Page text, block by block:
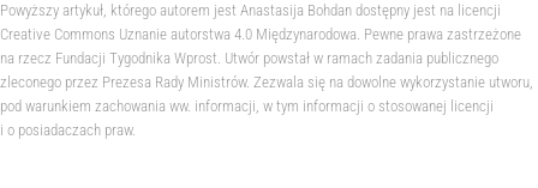
Powyższy artykuł, którego autorem jest Anastasija Bohdan dostępny jest na licencji
Creative Commons Uznanie autorstwa 4.0 Międzynarodowa. Pewne prawa zastrzeżone
na rzecz Fundacji Tygodnika Wprost. Utwór powstał w ramach zadania publicznego
zleconego przez Prezesa Rady Ministrów. Zezwala się na dowolne wykorzystanie utworu,
pod warunkiem zachowania ww. informacji, w tym informacji o stosowanej licencji
i o posiadaczach praw.